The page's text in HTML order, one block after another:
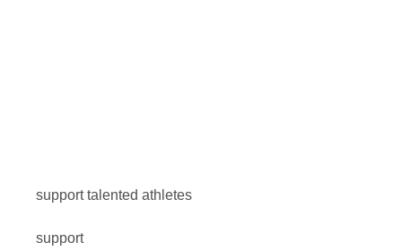
support talented athletes
support